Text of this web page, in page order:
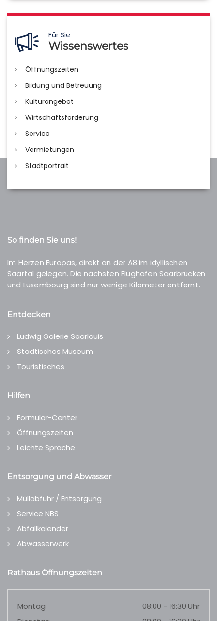
Für Sie
Wissenswertes
Öffnungszeiten
Bildung und Betreuung
Kulturangebot
Wirtschaftsförderung
Service
Vermietungen
Stadtportrait
So finden Sie uns!
Im Herzen Europas, direkt an der A8 im idyllischen
Saartal gelegen. Die nächsten Flughäfen Saarbrücken
und Luxembourg sind nur wenige Kilometer entfernt.
Entdecken
Ludwig Galerie Saarlouis
Städtisches Museum
Touristisches
Hilfen
Formular-Center
Öffnungszeiten
Leichte Sprache
Entsorgung und Abwasser
Müllabfuhr / Entsorgung
Service NBS
Abfallkalender
Abwasserwerk
Rathaus Öffnungszeiten
Montag
08:00 - 16:30 Uhr